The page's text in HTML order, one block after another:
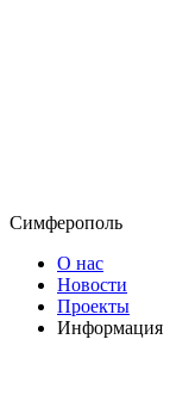
Симферополь
О нас
Новости
Проекты
Информация